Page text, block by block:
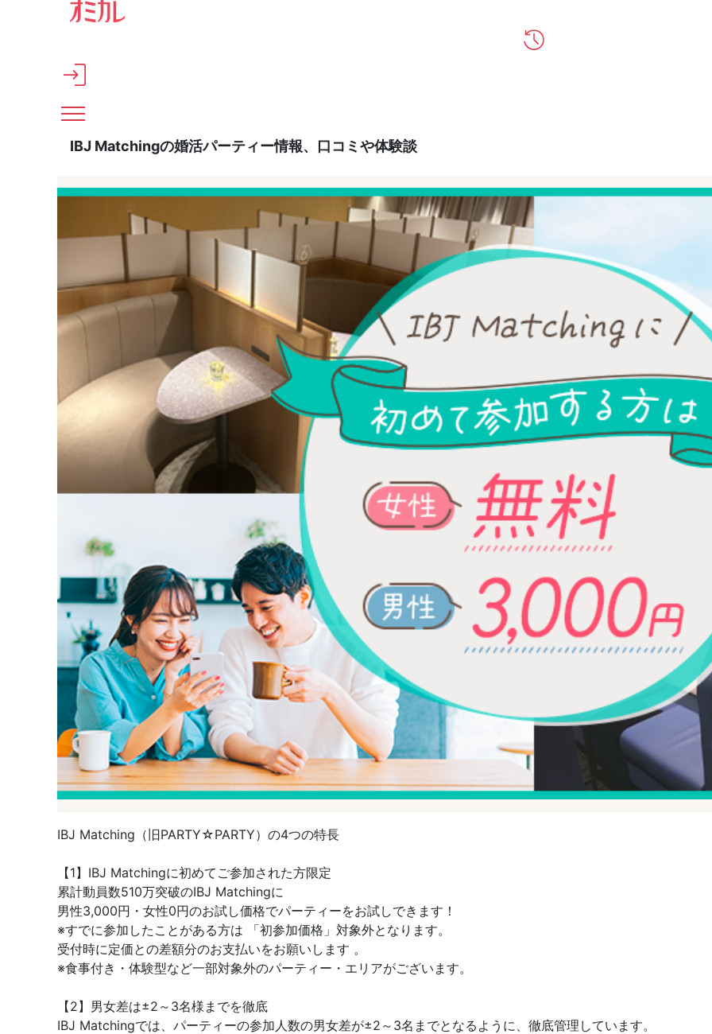
メインコンテンツへスキップ
IBJ Matchingの婚活パーティー情報、口コミや体験談
IBJ Matching（旧PARTY☆PARTY）の4つの特長
【1】IBJ Matchingに初めてご参加された方限定
累計動員数510万突破のIBJ Matchingに
男性3,000円・女性0円のお試し価格でパーティーをお試しできます！
※すでに参加したことがある方は 「初参加価格」対象外となります。
受付時に定価との差額分のお支払いをお願いします 。
※食事付き・体験型など一部対象外のパーティー・エリアがございます。
【2】男女差は±2～3名様までを徹底
IBJ Matchingでは、パーティーの参加人数の男女差が±2～3名までとなるように、徹底管理しています。